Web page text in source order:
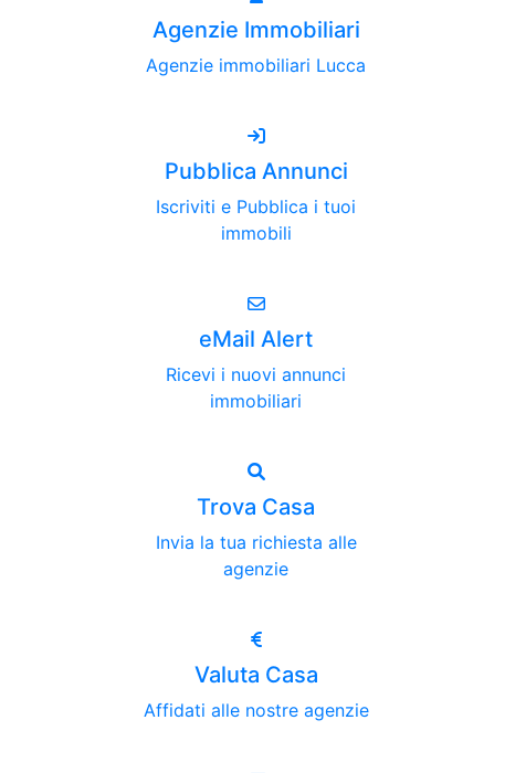
Agenzie Immobiliari
Agenzie immobiliari Lucca
Pubblica Annunci
Iscriviti e Pubblica i tuoi
immobili
eMail Alert
Ricevi i nuovi annunci
immobiliari
Trova Casa
Invia la tua richiesta alle
agenzie
Valuta Casa
Affidati alle nostre agenzie